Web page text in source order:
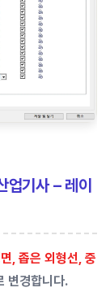
기사 – 레이
, 좁은 외형선, 중
변경합니다.